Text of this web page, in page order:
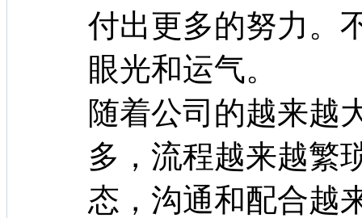
付出更多的努力。
眼光和运气。
随着公司的越来越
多，流程越来越繁
态，沟通和配合越